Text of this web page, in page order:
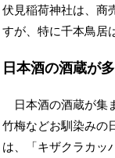
伏見稲荷神社は、商
すが、特に千本鳥居
日本酒の酒蔵が
日本酒の酒蔵が集
竹梅などお馴染みの
は、「キザクラカッ